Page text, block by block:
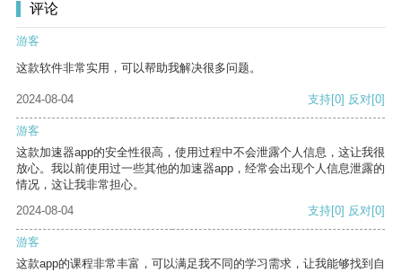
评论
游客
这款软件非常实用，可以帮助我解决很多问题。
2024-08-04 支持[0] 反对[0]
游客
这款加速器app的安全性很高，使用过程中不会泄露个人信息，这让我很
放心。我以前使用过一些其他的加速器app，经常会出现个人信息泄露的
情况，这让我非常担心。
2024-08-04
支持[0] 反对[0]
游客
这款app的课程非常丰富，可以满足我不同的学习需求，让我能够找到自